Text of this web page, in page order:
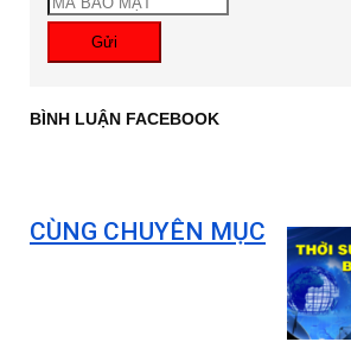
Gửi
BÌNH LUẬN FACEBOOK
CÙNG CHUYÊN MỤC